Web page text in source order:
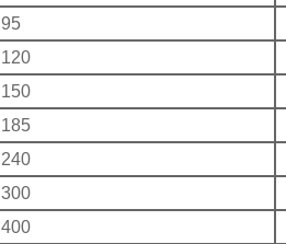
95
120
150
185
240
300
400